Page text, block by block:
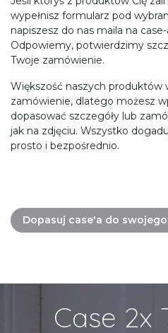
wypełnisz formularz pod
napiszesz do nas maila na
Odpowiemy, potwierdzimy
Twoje zamówienie.
Większość naszych produktów
zamówienie, dlatego możesz
dopasować szczegóły lub
jak na zdjęciu. Wszystko
prosto i bezpośrednio.
Dopasuj case'a do
Case 2x